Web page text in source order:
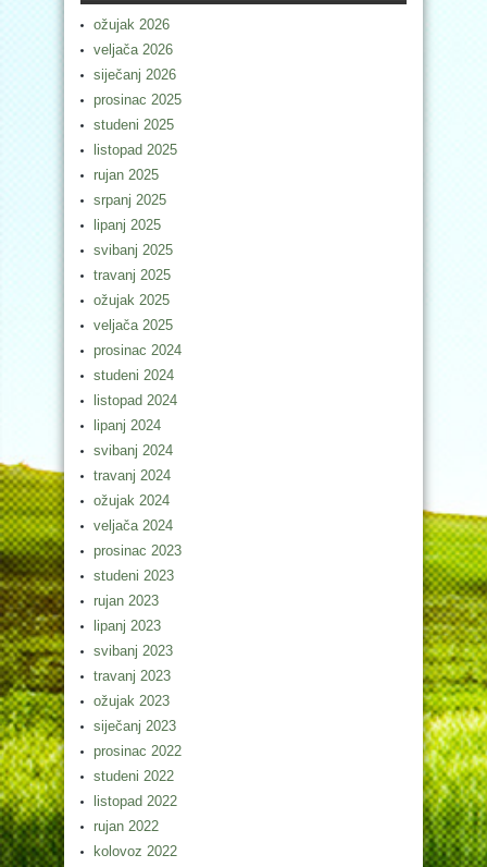
ožujak 2026
veljača 2026
siječanj 2026
prosinac 2025
studeni 2025
listopad 2025
rujan 2025
srpanj 2025
lipanj 2025
svibanj 2025
travanj 2025
ožujak 2025
veljača 2025
prosinac 2024
studeni 2024
listopad 2024
lipanj 2024
svibanj 2024
travanj 2024
ožujak 2024
veljača 2024
prosinac 2023
studeni 2023
rujan 2023
lipanj 2023
svibanj 2023
travanj 2023
ožujak 2023
siječanj 2023
prosinac 2022
studeni 2022
listopad 2022
rujan 2022
kolovoz 2022